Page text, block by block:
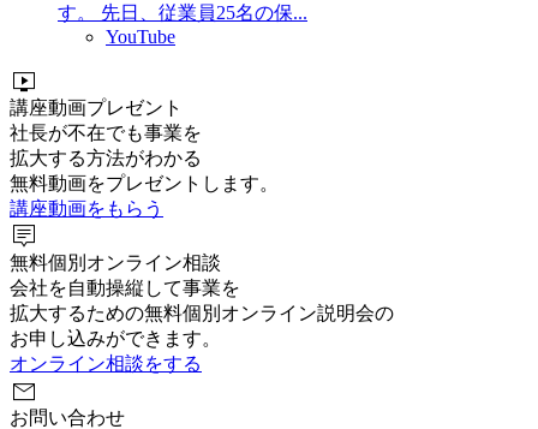
す。 先日、従業員25名の保...
YouTube
live_tv
講座動画プレゼント
社長が不在でも事業を
拡大する方法がわかる
無料動画をプレゼントします。
講座動画をもらう
tooltip_2
無料個別オンライン相談
会社を自動操縦して事業を
拡大するための無料個別オンライン説明会の
お申し込みができます。
オンライン相談をする
mail
お問い合わせ